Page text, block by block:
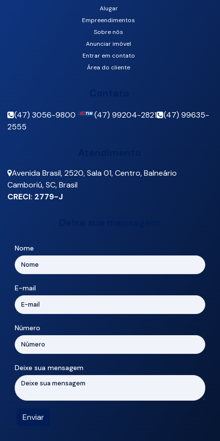
Alugar
Empreendimentos
Sobre nós
Anunciar imóvel
Entrar em contato
Área do cliente
(47) 3056-9800 (47) 99204-2821
(47) 99635-
2555
Avenida Brasil,2520,Sala 01,Centro,Balneário
Camboriú,SC,Brasil
CRECI: 2779-J
Nome
E-mail
Número
Deixe sua mensagem